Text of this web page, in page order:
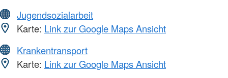
Jugendsozialarbeit
Karte: Link zur Google Maps Ansicht
Krankentransport
Karte: Link zur Google Maps Ansicht